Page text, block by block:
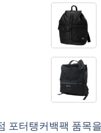
포터탱커백팩 품목